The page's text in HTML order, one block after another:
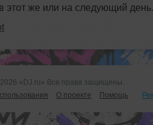
этот же или на следующий день.
«DJ.ru» Все права защищены.
О проекте Помощь